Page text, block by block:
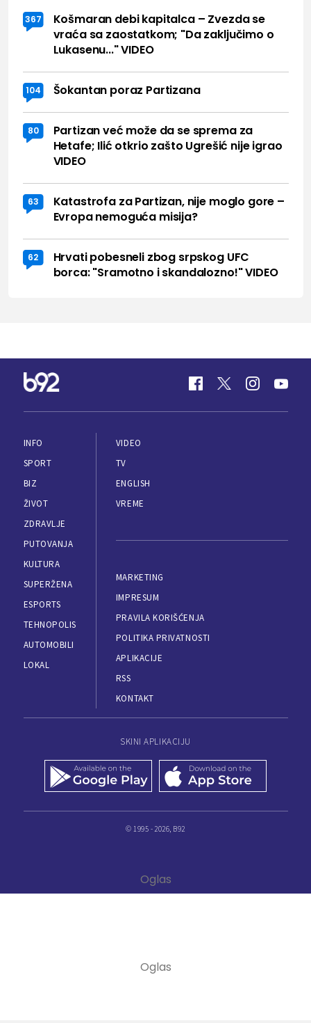
367
Košmaran debi kapitalca – Zvezda se
vraća sa zaostatkom; "Da zaključimo o
Lukasenu..." VIDEO
104 Šokantan poraz Partizana
80
Partizan već može da se sprema za
Hetafe; Ilić otkrio zašto Ugrešić nije igrao
VIDEO
63
Katastrofa za Partizan, nije moglo gore –
Evropa nemoguća misija?
62
Hrvati pobesneli zbog srpskog UFC
borca: "Sramotno i skandalozno!" VIDEO
INFO
SPORT
BIZ
ŽIVOT
ZDRAVLJE
PUTOVANJA
KULTURA
SUPERŽENA
ESPORTS
TEHNOPOLIS
AUTOMOBILI
LOKAL
VIDEO
TV
ENGLISH
VREME
MARKETING
IMPRESUM
PRAVILA KORIŠĆENJA
POLITIKA PRIVATNOSTI
APLIKACIJE
RSS
KONTAKT
SKINI APLIKACIJU
© 1995 - 2026, B92